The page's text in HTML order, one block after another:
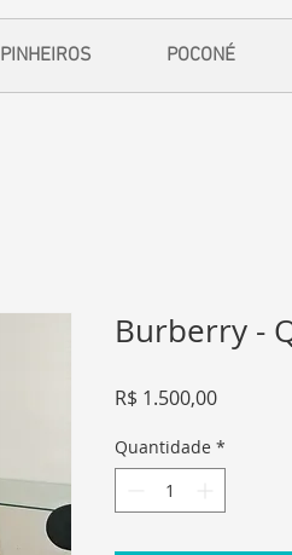
PINHEIROS POCONÉ
Burberry -
R$ 1.500,00Preço
Quantidade *